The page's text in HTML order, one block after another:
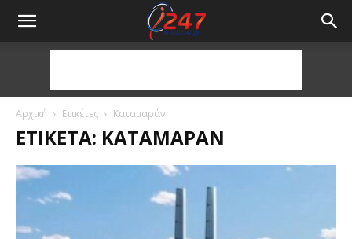
Αρχική Ετικέτες Καταμαράν
ΕΤΙΚΈΤΑ: ΚΑΤΑΜΑΡΆΝ